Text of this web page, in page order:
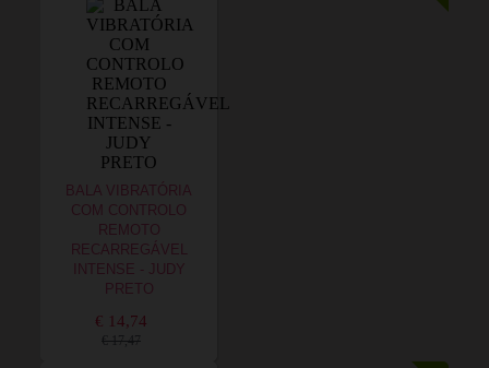
BALA VIBRATÓRIA
COM CONTROLO
REMOTO
RECARREGÁVEL
INTENSE - JUDY
PRETO
€ 14,74
€ 17,47